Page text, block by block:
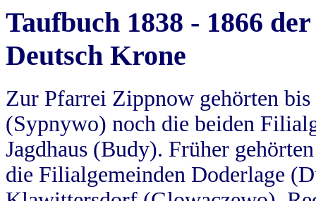
Taufbuch 1838 - 1866
Deutsch Krone
Zur Pfarrei Zippnow gehörten
(Sypnywo) noch die beiden
Jagdhaus (Budy). Früher
die Filialgemeinden Doderlage